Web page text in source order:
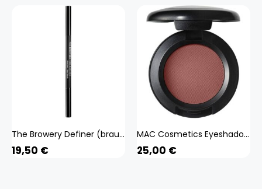
The Browery Definer (braun Ehg) Beauty, Make-up, Augen, Augenbrauen
19,50 €
MAC Cosmetics Eyeshadow (braun 1,5 g) Beauty, Make-up, Augen, Lidschatten
25,00 €